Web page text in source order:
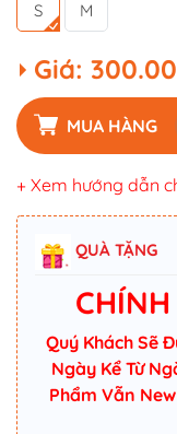
S M
Giá:
MUA HÀNG
+ Xem hướng dẫn
QUÀ TẶNG
Quý Khách Sẽ
Ngày Kể Từ
Phẩm Vẫn